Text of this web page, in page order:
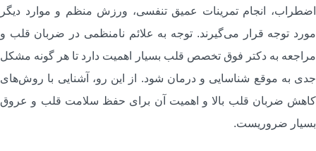
انجام تمرینات عمیق تنفسی، ورزش منظم و موارد دیگر
توجه قرار می‌گیرند. توجه به علائم نامنظمی در ضربان قلب و
به دکتر فوق تخصص قلب بسیار اهمیت دارد تا هر گونه مشکل
به موقع شناسایی و درمان شود. از این رو، آشنایی با روش‌های
ضربان قلب بالا و اهمیت آن برای حفظ سلامت قلب و عروق
ضروریست.